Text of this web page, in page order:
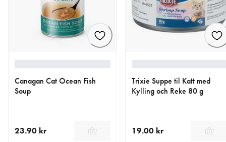
Canagan Cat Ocean Fish
Soup
23.90 kr
Trixie Suppe til Katt med
Kylling och Reke 80 g
19.00 kr